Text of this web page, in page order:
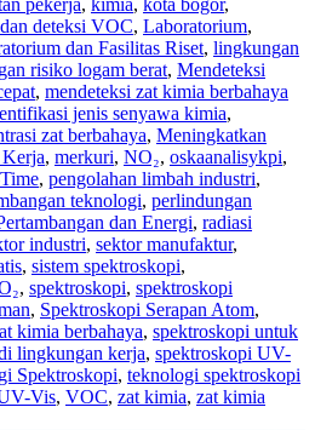
deteksi VOC, Laboratorium,
dan Fasilitas Riset, lingkungan
risiko logam berat, Mendeteksi
, mendeteksi zat kimia berbahaya
jenis senyawa kimia,
zat berbahaya, Meningkatkan
Kerja, merkuri, NO₂, oskaanalisykpi,
, pengolahan limbah industri,
teknologi, perlindungan
dan Energi, radiasi
industri, sektor manufaktur,
, sistem spektroskopi,
, spektroskopi, spektroskopi
, Spektroskopi Serapan Atom,
kimia berbahaya, spektroskopi untuk
lingkungan kerja, spektroskopi UV-
Spektroskopi, teknologi spektroskopi
Vis, VOC, zat kimia, zat kimia